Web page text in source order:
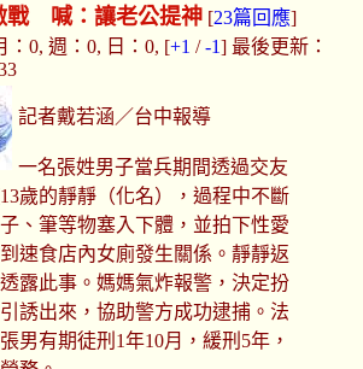
戰 喊：讓老公提神[23篇回應]
：0, 週：0, 日：0, [+1 /-1] 最後更新：
記者戴若涵／台中報導
一名張姓男子當兵期間透過交友
歲的靜靜（化名），過程中不斷
、筆等物塞入下體，並拍下性愛
速食店內女廁發生關係。靜靜返
露此事。媽媽氣炸報警，決定扮
誘出來，協助警方成功逮捕。法
男有期徒刑1年10月，緩刑5年，